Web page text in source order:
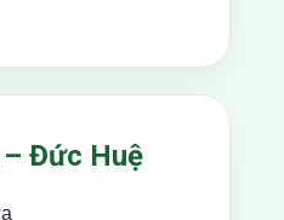
Đức Huệ